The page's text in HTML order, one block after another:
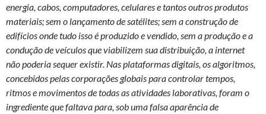
energia, cabos, computadores, celulares e tantos outros produtos
materiais; sem o lançamento de satélites; sem a construção de
edifícios onde tudo isso é produzido e vendido, sem a produção e a
condução de veículos que viabilizem sua distribuição, a internet
não poderia sequer existir. Nas plataformas digitais, os algoritmos,
concebidos pelas corporações globais para controlar tempos,
ritmos e movimentos de todas as atividades laborativas, foram o
ingrediente que faltava para, sob uma falsa aparência de